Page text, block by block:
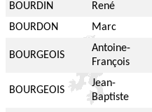
BOURDIN
René
BOURDON
Marc
BOURGEOIS
Antoine-
François
BOURGEOIS
Jean-
Baptiste